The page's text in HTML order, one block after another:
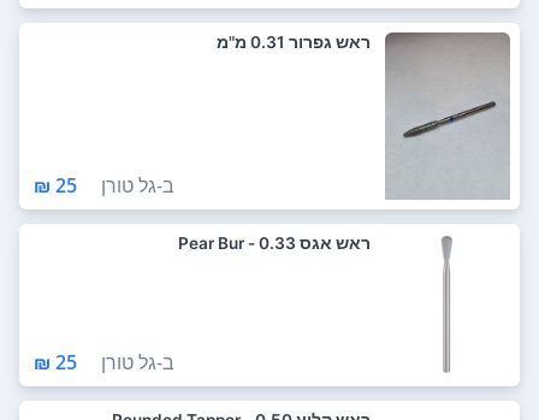
ראש גפרור 0.31 מ"מ
ב-גל טורן 25 ₪
ראש אגס 0.33 - Pear Bur
ב-גל טורן 25 ₪